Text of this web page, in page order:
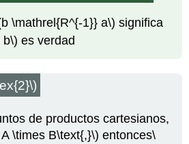
\mathrel{R^{-1}} a\) significa
b\) es verdad
de productos cartesianos,
\times B\text{,}\) entonces\